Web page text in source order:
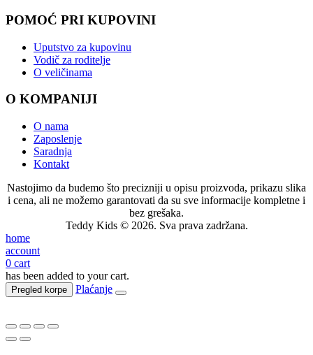
POMOĆ PRI KUPOVINI
Uputstvo za kupovinu
Vodič za roditelje
O veličinama
O KOMPANIJI
O nama
Zaposlenje
Saradnja
Kontakt
Nastojimo da budemo što precizniji u opisu proizvoda, prikazu slika
i cena, ali ne možemo garantovati da su sve informacije kompletne i
bez grešaka.
Teddy Kids © 2026. Sva prava zadržana.
home
account
0 cart
has been added to your cart.
Pregled korpe Plaćanje